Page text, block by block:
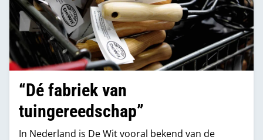
“Dé fabriek van
tuingereedschap”
In Nederland is De Wit vooral bekend van de